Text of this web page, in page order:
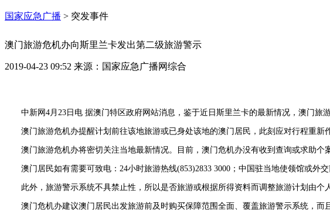
国家应急广播 > 突发事件
澳门旅游危机办向斯里兰卡发出第二级旅游警示
2019-04-23 09:52 来源： 国家应急广播网综合
中新网4月23日电 据澳门特区政府网站消息，鉴于近日斯里兰卡的最新情况，澳门旅
澳门旅游危机办提醒计划前往该地旅游或已身处该地的澳门居民，此刻应对行程重新
澳门旅游危机办将密切关注当地最新情况。目前，澳门危机办没有收到查询或求助个
澳门居民如有需要可致电：24小时旅游热线(853)2833 3000；中国驻当地使领馆或外
此外，旅游警示系统不具禁止性，所以是否旅游或根据所得资料而调整旅游计划由个
澳门危机办建议澳门居民出发旅游前及时购买保障范围全面、覆盖旅游警示系统，